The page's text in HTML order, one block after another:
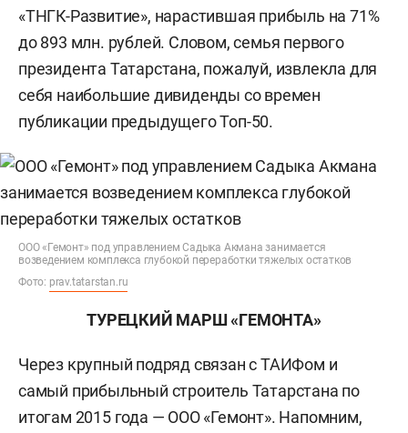
«ТНГК-Развитие», нарастившая прибыль на 71%
до 893 млн. рублей. Словом, семья первого
президента Татарстана, пожалуй, извлекла для
себя наибольшие дивиденды со времен
публикации предыдущего Топ-50.
ООО «Гемонт» под управлением Садыка Акмана занимается
возведением комплекса глубокой переработки тяжелых остатков
Фото: prav.tatarstan.ru
ТУРЕЦКИЙ МАРШ «ГЕМОНТА»
Через крупный подряд связан с ТАИФом и
самый прибыльный строитель Татарстана по
итогам 2015 года — ООО «Гемонт». Напомним,